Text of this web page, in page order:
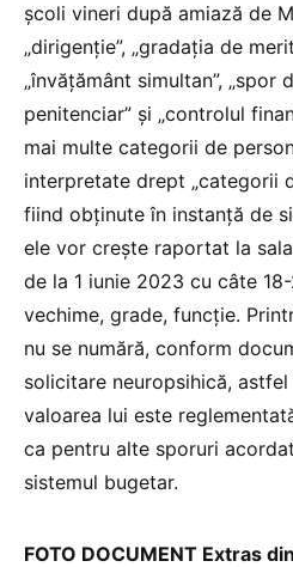
școli vineri după amiază de
„dirigenție”, „gradația de
„învățământ simultan”, „spor
penitenciar” și „controlul
mai multe categorii de
interpretate drept „categorii
fiind obținute în instanță de
ele vor crește raportat la
de la 1 iunie 2023 cu câte
vechime, grade, funcție.
nu se numără, conform
solicitare neuropsihică,
valoarea lui este
ca pentru alte sporuri
sistemul bugetar.
FOTO DOCUMENT Extras